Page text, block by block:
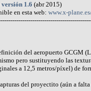
versión 1.6 (abr 2015)
en esta web: www.x-
del aeropuerto GCGM
pero sustituyendo las
a 12,5 metros/píxel) de
del proyectito (aún a